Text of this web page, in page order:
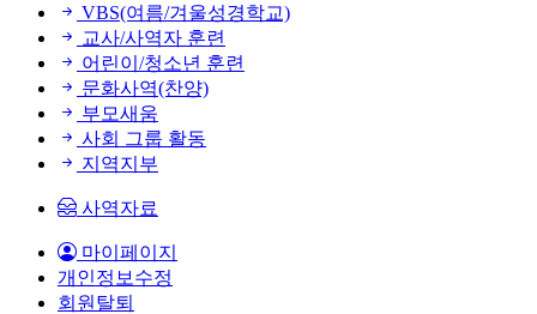
VBS(여름/겨울성경학교)
교사/사역자 훈련
어린이/청소년 훈련
문화사역(찬양)
부모새움
사회 그룹 활동
지역지부
사역자료
마이페이지
개인정보수정
회원탈퇴